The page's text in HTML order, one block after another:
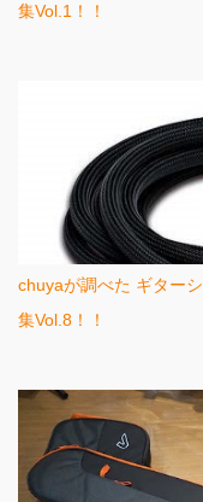
集Vol.1！！
chuyaが調べた ギター
集Vol.8！！